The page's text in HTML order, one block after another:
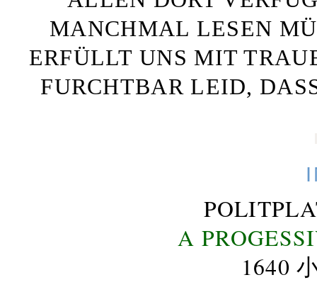
MANCHMAL LESEN
ERFÜLLT UNS MIT
FURCHTBAR LEID,
A
1640